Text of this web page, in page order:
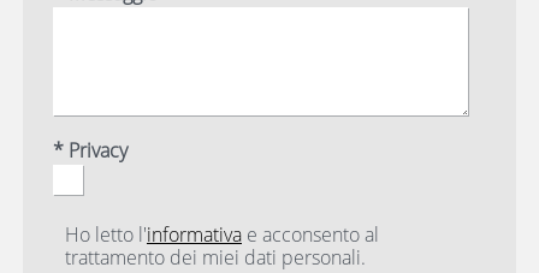
* Privacy
Ho letto l'informativae acconsento al
trattamento dei miei dati personali.